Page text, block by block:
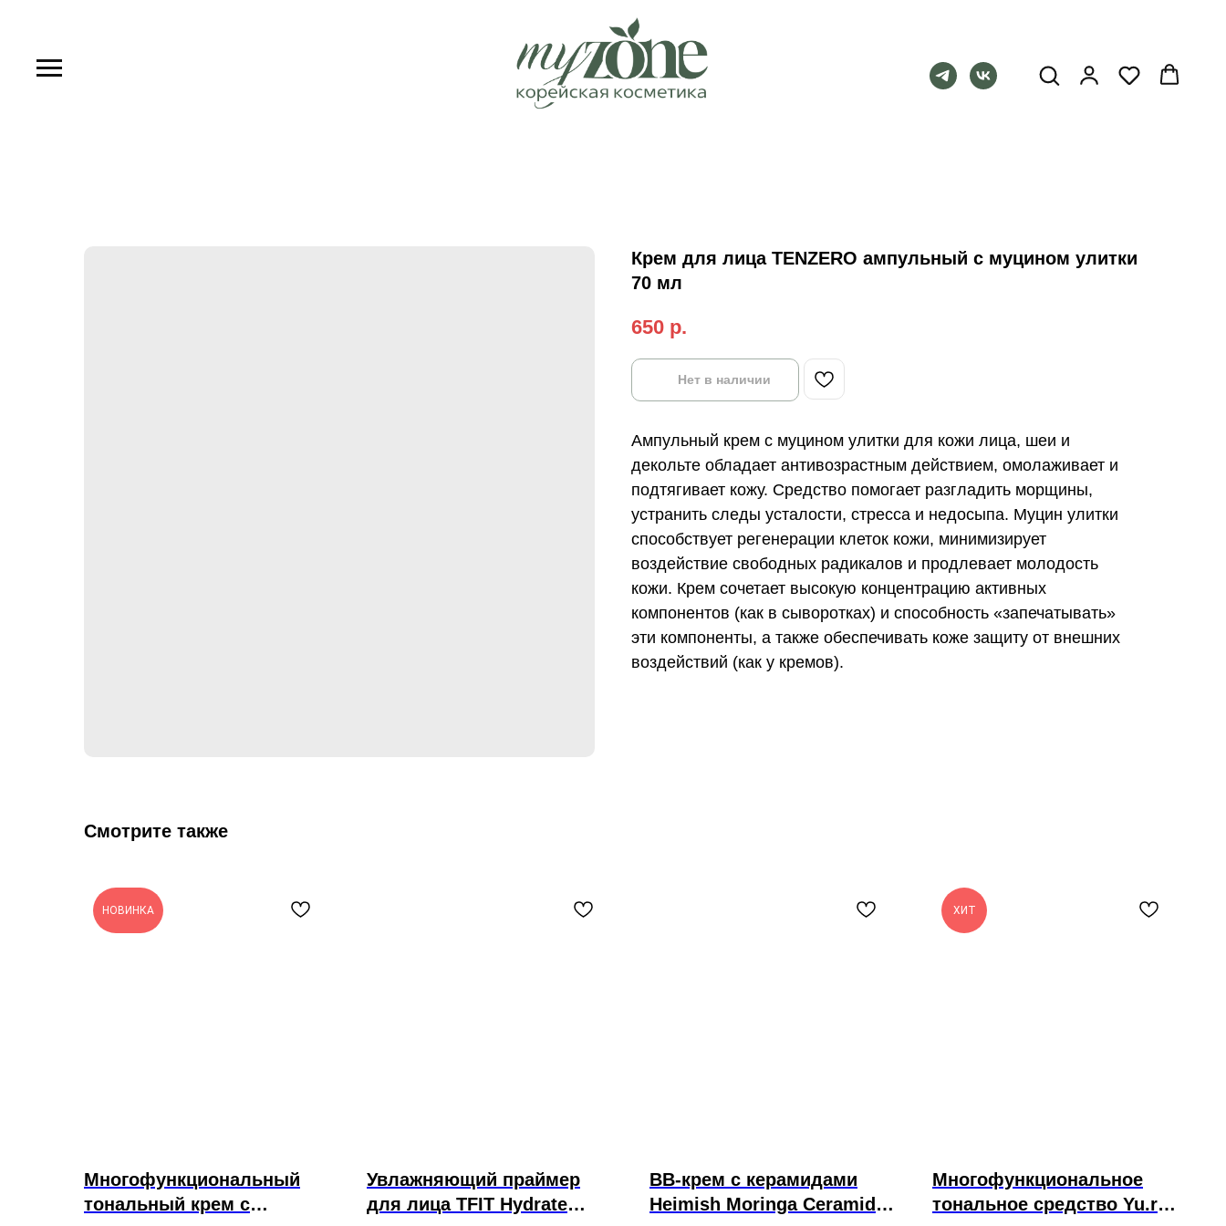
Крем для лица TENZERO ампульный с муцином улитки
70 мл
650 р.
Нет в наличии
Ампульный крем с муцином улитки для кожи лица, шеи и
декольте обладает антивозрастным действием, омолаживает и
подтягивает кожу. Средство помогает разгладить морщины,
устранить следы усталости, стресса и недосыпа. Муцин улитки
способствует регенерации клеток кожи, минимизирует
воздействие свободных радикалов и продлевает молодость
кожи. Крем сочетает высокую концентрацию активных
компонентов (как в сыворотках) и способность «запечатывать»
эти компоненты, а также обеспечивать коже защиту от внешних
воздействий (как у кремов).
Смотрите также
НОВИНКА
Многофункциональный
тональный крем с
Увлажняющий праймер
для лица TFIT Hydrate
BB-крем с керамидами
Heimish Moringa Ceramide
ХИТ
Многофункциональное
тональное средство Yu.r